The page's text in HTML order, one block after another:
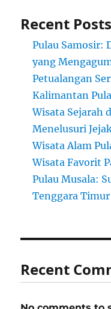
Recent Posts
Pulau Samosir:
yang
Petualangan
Kalimantan
Wisata Sejarah
Menelusuri
Wisata Alam
Wisata Favorit
Pulau Musala:
Tenggara Timur
Recent